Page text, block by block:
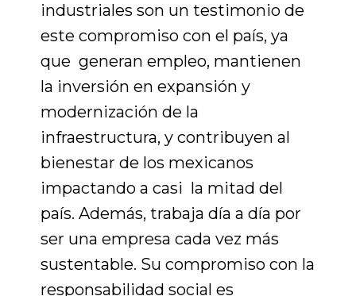
industriales son un testimonio de
este compromiso con el país, ya
que generan empleo, mantienen
la inversión en expansión y
modernización de la
infraestructura, y contribuyen al
bienestar de los mexicanos
impactando a casi la mitad del
país. Además, trabaja día a día por
ser una empresa cada vez más
sustentable. Su compromiso con la
responsabilidad social es